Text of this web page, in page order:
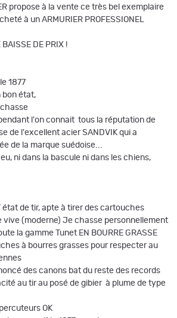
propose à la vente ce très bel exemplaire
à un ARMURIER PROFESSIONEL
BAISSE DE PRIX !
1877
bon état,
l'on connait tous la réputation de
de l'excellent acier SANDVIK qui a
de la marque suédoise...
ni dans la bascule ni dans les chiens,
état de tir, apte à tirer des cartouches
vive (moderne) Je chasse personnellement
la gamme Tunet EN BOURRE GRASSE
à bourres grasses pour respecter au
des canons bat du reste des records
au tir au posé de gibier à plume de type
OK